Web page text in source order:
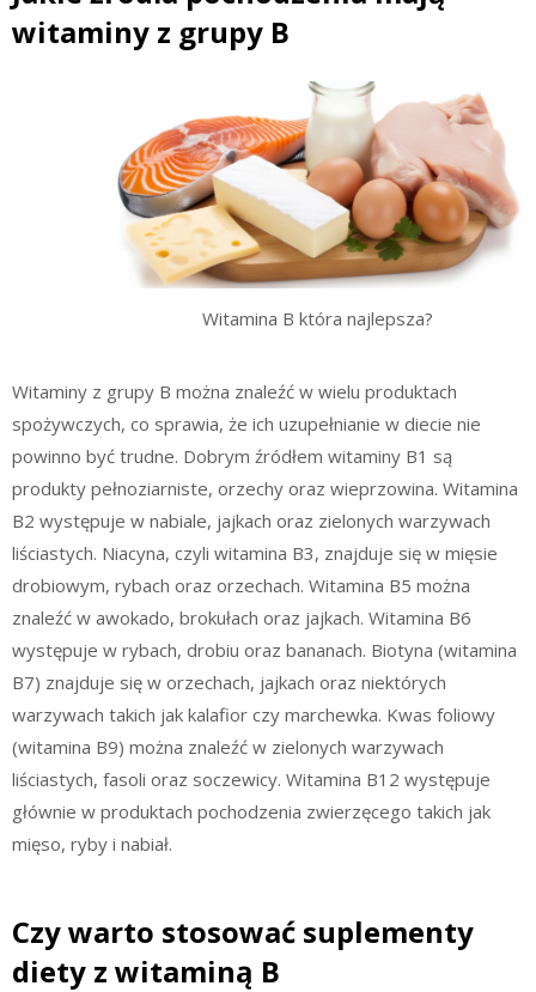
witaminy z grupy B
Witamina B która najlepsza?
Witaminy z grupy B można znaleźć w wielu produktach
spożywczych, co sprawia, że ich uzupełnianie w diecie nie
powinno być trudne. Dobrym źródłem witaminy B1 są
produkty pełnoziarniste, orzechy oraz wieprzowina. Witamina
B2 występuje w nabiale, jajkach oraz zielonych warzywach
liściastych. Niacyna, czyli witamina B3, znajduje się w mięsie
drobiowym, rybach oraz orzechach. Witamina B5 można
znaleźć w awokado, brokułach oraz jajkach. Witamina B6
występuje w rybach, drobiu oraz bananach. Biotyna (witamina
B7) znajduje się w orzechach, jajkach oraz niektórych
warzywach takich jak kalafior czy marchewka. Kwas foliowy
(witamina B9) można znaleźć w zielonych warzywach
liściastych, fasoli oraz soczewicy. Witamina B12 występuje
głównie w produktach pochodzenia zwierzęcego takich jak
mięso, ryby i nabiał.
Czy warto stosować suplementy
diety z witaminą B